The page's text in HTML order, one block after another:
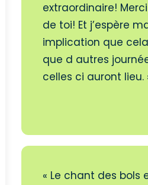
extraordinaire!
de toi! Et j’espère
implication que
que d autres
celles ci auront lieu.
« Le chant des bols